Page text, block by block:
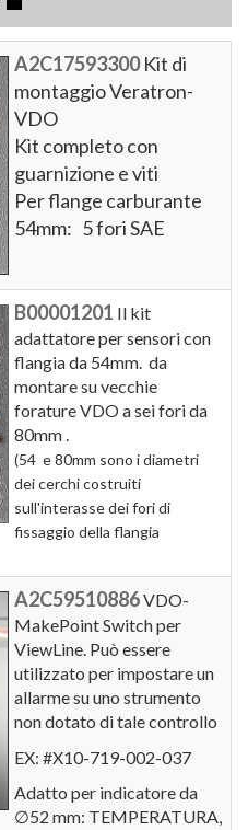
A2C17593300Kit di
montaggio Veratron-
VDO
Kit completo con
guarnizione e viti
Per flange carburante
54mm: 5 fori SAE
B00001201 Il kit
adattatore per sensori con
flangia da 54mm. da
montare su vecchie
forature VDO a sei fori da
80mm .
(54 e 80mm sono i diametri
dei cerchi costruiti
sull'interasse dei fori di
fissaggio della flangia
A2C59510886VDO-
MakePoint Switch per
ViewLine. Può essere
utilizzato per impostare un
allarme su uno strumento
non dotato di tale controllo
EX: #X10-719-002-037
Adatto per indicatore da
∅52 mm: TEMPERATURA,